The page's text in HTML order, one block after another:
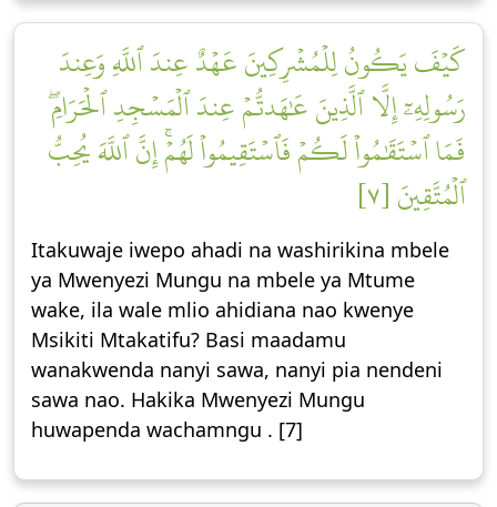
كَيۡفَ يَكُونُ لِلۡمُشۡرِكِينَ عَهۡدٌ عِندَ ٱللَّهِ وَعِندَ
رَسُولِهِۦٓ إِلَّا ٱلَّذِينَ عَٰهَدتُّمۡ عِندَ ٱلۡمَسۡجِدِ ٱلۡحَرَامِۖ
فَمَا ٱسۡتَقَٰمُواْ لَكُمۡ فَٱسۡتَقِيمُواْ لَهُمۡۚ إِنَّ ٱللَّهَ يُحِبُّ
ٱلۡمُتَّقِينَ [٧]
Itakuwaje iwepo ahadi na washirikina mbele
ya Mwenyezi Mungu na mbele ya Mtume
wake, ila wale mlio ahidiana nao kwenye
Msikiti Mtakatifu? Basi maadamu
wanakwenda nanyi sawa, nanyi pia nendeni
sawa nao. Hakika Mwenyezi Mungu
huwapenda wachamngu . [7]